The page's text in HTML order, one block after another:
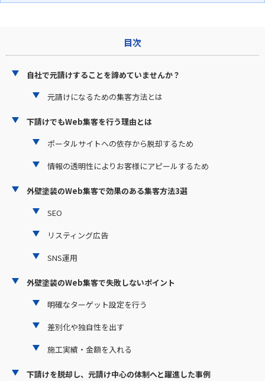
目次
自社で元請けすることを諦めていませんか？
元請けになるための集客方法とは
下請けでもWeb集客を行う理由とは
ポータルサイトへの依存から脱却するため
情報の透明性によりお客様にアピールするため
外壁塗装のWeb集客で効果のある集客方法3選
SEO
リスティング広告
SNS運用
外壁塗装のWeb集客で失敗しないポイント
明確なターゲット設定を行う
差別化や独自性を出す
施工実績・金額を入れる
下請けを脱却し、元請け中心の体制へと躍進した事例